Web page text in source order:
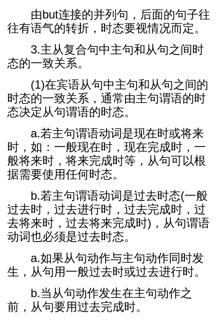
由but连接的并列句，后面的句子往
往有语气的转折，时态要视情况而定。
3.主从复合句中主句和从句之间时
态的一致关系。
(1)在宾语从句中主句和从句之间的
时态的一致关系，通常由主句谓语的时
态决定从句谓语的时态。
a.若主句谓语动词是现在时或将来
时，如：一般现在时，现在完成时，一
般将来时，将来完成时等，从句可以根
据需要使用任何时态。
b.若主句谓语动词是过去时态(一般
过去时，过去进行时，过去完成时，过
去将来时，过去将来完成时)，从句谓语
动词也必须是过去时态。
a.如果从句动作与主句动作同时发
生，从句用一般过去时或过去进行时。
b.当从句动作发生在主句动作之
前，从句要用过去完成时。